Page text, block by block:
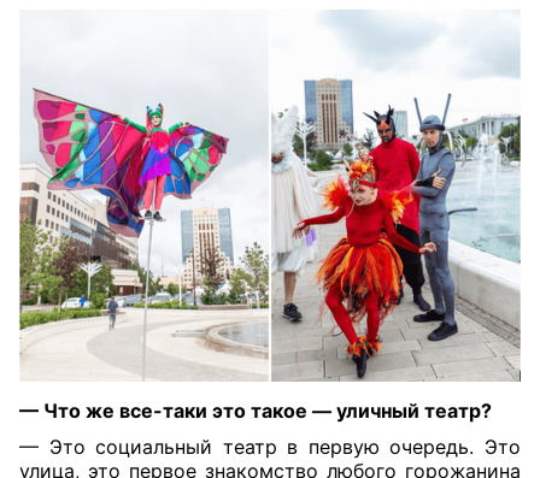
— Что же все-таки это такое — уличный театр?
— Это социальный театр в первую очередь. Это
улица, это первое знакомство любого горожанина